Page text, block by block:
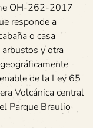
OH-262-2017
responde a
o casa
y otra
de la Ley 65
Volcánica central
Parque Braulio